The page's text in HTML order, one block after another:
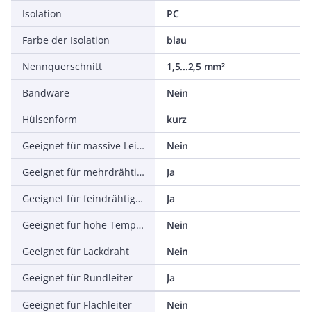
Isolation
PC
Farbe der Isolation
blau
Nennquerschnitt
1,5...2,5 mm²
Bandware
Nein
Hülsenform
kurz
Geeignet für massive Leiter
Nein
Geeignet für mehrdrähtige Leiter
Ja
Geeignet für feindrähtige Leiter
Ja
Geeignet für hohe Temperaturen (bis 650 °C)
Nein
Geeignet für Lackdraht
Nein
Geeignet für Rundleiter
Ja
Geeignet für Flachleiter
Nein